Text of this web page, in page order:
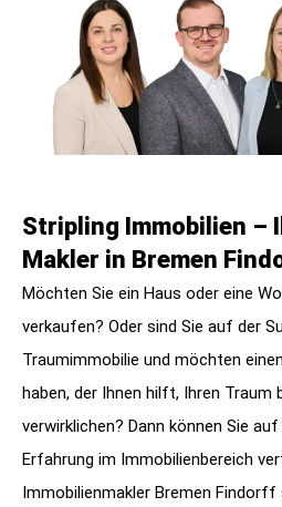
Stripling Immobilien –
Makler in Bremen
Möchten Sie ein Haus oder eine
verkaufen? Oder sind Sie auf der
Traumimmobilie und möchten
haben, der Ihnen hilft, Ihren Traum
verwirklichen? Dann können Sie
Erfahrung im Immobilienbereich
Immobilienmakler Bremen Findorff